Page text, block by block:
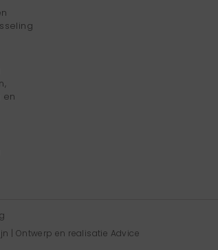
en
| Ontwerp en realisatie Advice